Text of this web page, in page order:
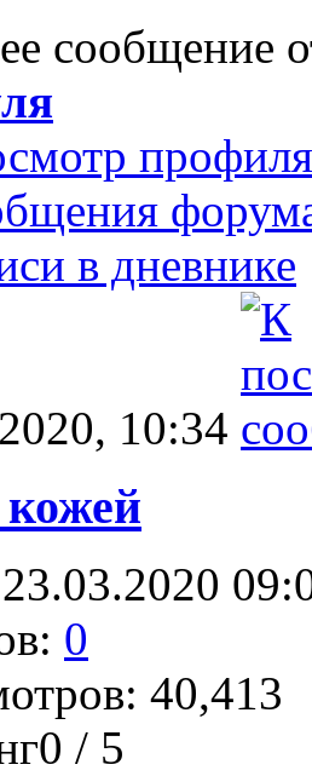
сообщение
профиля
в дневнике
10:34
кожей
0
40,413
/ 5